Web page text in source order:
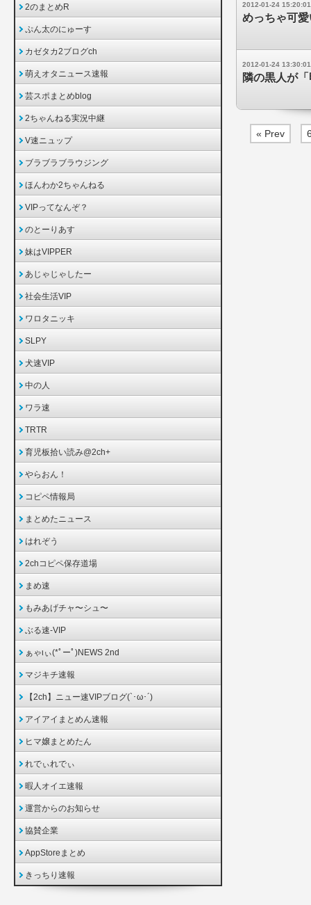
2012-01-24 15:20:01
めっちゃ可
2012-01-24 13:30:01
隣の黒人が
« Prev
2のまとめR
ぷん太のにゅーす
カゼタカ2ブログch
萌えオタニュース速報
芸スポまとめblog
2ちゃんねる実況中継
V速ニュップ
ブラブラブラウジング
ほんわか2ちゃんねる
VIPってなんぞ？
のとーりあす
妹はVIPPER
あじゃじゃしたー
社会生活VIP
ワロタニッキ
SLPY
犬速VIP
中の人
ワラ速
TRTR
育児板拾い読み@2ch+
やらおん！
コピペ情報局
まとめたニュース
はれぞう
2chコピペ保存道場
まめ速
もみあげチャ〜シュ〜
ぶる速-VIP
ぁゃιぃ(*ﾟーﾟ)NEWS 2nd
マジキチ速報
【2ch】ニュー速VIPブログ(`･ω･´)
アイアイまとめん速報
ヒマ嬢まとめたん
れでぃれでぃ
暇人オイエ速報
運営からのお知らせ
協賛企業
AppStoreまとめ
きっちり速報